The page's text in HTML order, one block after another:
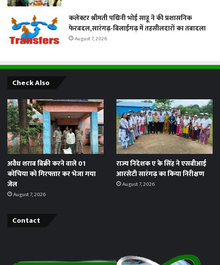
कलेक्टर श्रीमती पद्मिनी भोई साहू ने की प्रशासनिक
फेरबदल,सारंगढ़-बिलाईगढ़ में तहसीलदारों का तबादला
August 7, 2026
Check Also
अवैध शराब बिक्री करने वाले 01
कोचिया को गिरफ्तार कर भेजा गया
जेल
August 7, 2026
राज्य निदेशक ए के सिंह ने एसबीआई
आरसेटी सारंगढ़ का किया निरीक्षण
August 7, 2026
Contact